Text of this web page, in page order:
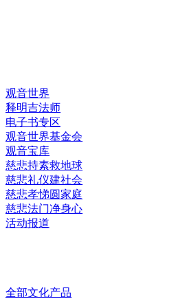
观音世界
释明吉法师
电子书专区
观音世界基金会
观音宝库
慈悲持素救地球
慈悲礼仪建社会
慈悲孝悌圆家庭
慈悲法门净身心
活动报道
全部文化产品